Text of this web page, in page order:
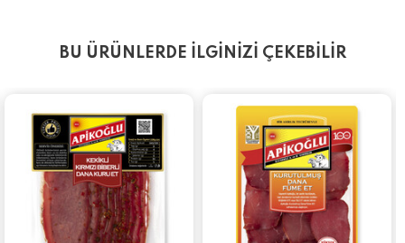
BU ÜRÜNLERDE İLGİNİZİ ÇEKEBİLİR